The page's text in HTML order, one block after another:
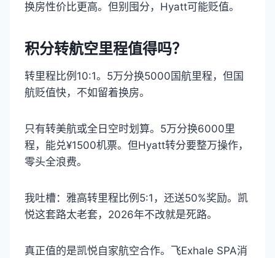
换房性价比更高。但别囤分，Hyatt可能贬值。
积分转航空里程值得吗？
转里程比例10:1。5万分换5000国航里程，但国
航贬值快，不如留着换房。
只有转美航或全日空时划算。5万分换6000里
程，能兑¥1500机票。但Hyatt转分要整万操作，
零头全浪费。
我吐槽：雅高转里程比例5:1，还送50%奖励。凯
悦这套路太老套，2026年不改就是死路。
真正值的是凯悦自家航空合作。飞Exhale SPA消